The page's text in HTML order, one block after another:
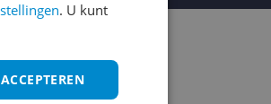
. U kunt